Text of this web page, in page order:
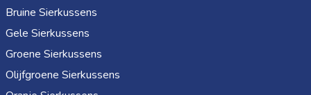
Bruine Sierkussens
Gele Sierkussens
Groene Sierkussens
Olijfgroene Sierkussens